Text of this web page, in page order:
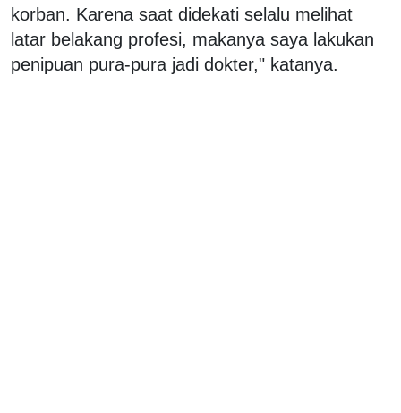
korban. Karena saat didekati selalu melihat
latar belakang profesi, makanya saya lakukan
penipuan pura-pura jadi dokter," katanya.